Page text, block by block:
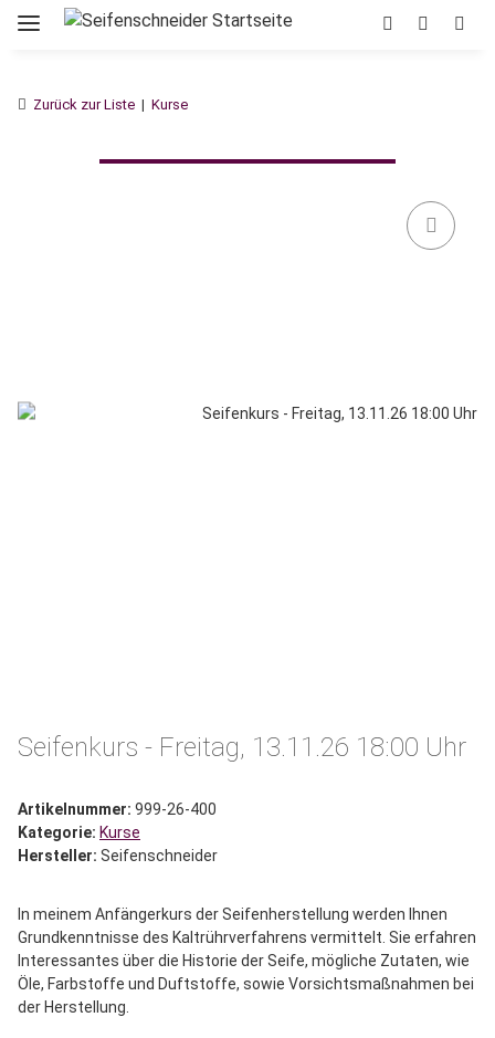
Zurück zur Liste Kurse
Seifenkurs - Freitag, 13.11.26 18:00 Uhr
Artikelnummer: 999-26-400
Kategorie: Kurse
Hersteller: Seifenschneider
In meinem Anfängerkurs der Seifenherstellung werden Ihnen
Grundkenntnisse des Kaltrührverfahrens vermittelt. Sie erfahren
Interessantes über die Historie der Seife, mögliche Zutaten, wie
Öle, Farbstoffe und Duftstoffe, sowie Vorsichtsmaßnahmen bei
der Herstellung.